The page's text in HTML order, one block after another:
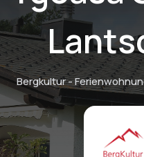
Bergkultur -